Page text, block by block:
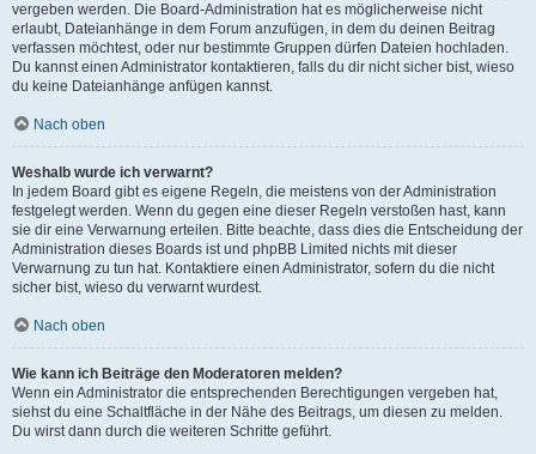
vergeben werden. Die Board-Administration hat es möglicherweise nicht
erlaubt, Dateianhänge in dem Forum anzufügen, in dem du deinen Beitrag
verfassen möchtest, oder nur bestimmte Gruppen dürfen Dateien hochladen.
Du kannst einen Administrator kontaktieren, falls du dir nicht sicher bist, wieso
du keine Dateianhänge anfügen kannst.
Nach oben
Weshalb wurde ich verwarnt?
In jedem Board gibt es eigene Regeln, die meistens von der Administration
festgelegt werden. Wenn du gegen eine dieser Regeln verstoßen hast, kann
sie dir eine Verwarnung erteilen. Bitte beachte, dass dies die Entscheidung der
Administration dieses Boards ist und phpBB Limited nichts mit dieser
Verwarnung zu tun hat. Kontaktiere einen Administrator, sofern du die nicht
sicher bist, wieso du verwarnt wurdest.
Nach oben
Wie kann ich Beiträge den Moderatoren melden?
Wenn ein Administrator die entsprechenden Berechtigungen vergeben hat,
siehst du eine Schaltfläche in der Nähe des Beitrags, um diesen zu melden.
Du wirst dann durch die weiteren Schritte geführt.